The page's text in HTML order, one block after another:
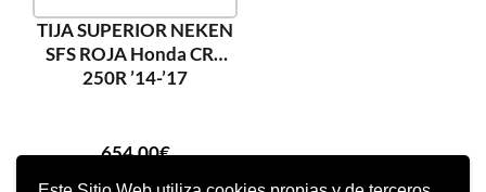
TIJA SUPERIOR NEKEN
SFS ROJA Honda CRF
250R ’14-’17
654,00€